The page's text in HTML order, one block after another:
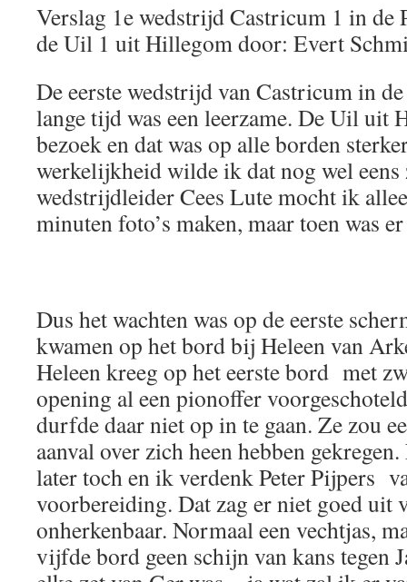
Verslag 1e wedstrijd Castricum 1 in de
de Uil 1 uit Hillegom door: Evert
De eerste wedstrijd van Castricum in
lange tijd was een leerzame. De Uil uit
bezoek en dat was op alle borden
werkelijkheid wilde ik dat nog wel eens
wedstrijdleider Cees Lute mocht ik
minuten foto’s maken, maar toen was
Dus het wachten was op de eerste
kwamen op het bord bij Heleen van
Heleen kreeg op het eerste bord met
opening al een pionoffer
durfde daar niet op in te gaan. Ze zou
aanval over zich heen hebben
later toch en ik verdenk Peter Pijpers
voorbereiding. Dat zag er niet goed uit
onherkenbaar. Normaal een vechtjas,
vijfde bord geen schijn van kans tegen